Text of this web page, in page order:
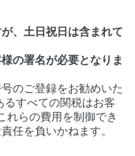
、土日祝日は含まれて
の署名が必要となりま
のご登録をお勧めいた
るすべての関税はお客
れらの費用を制御でき
任を負いかねます。